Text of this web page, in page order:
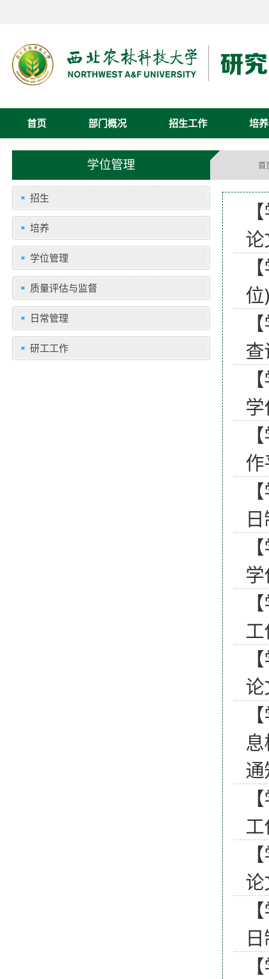
首页 部门概况 招生工作 培
学位管理 首
招生
培养
学位管理
质量评估与监督
日常管理
研工工作